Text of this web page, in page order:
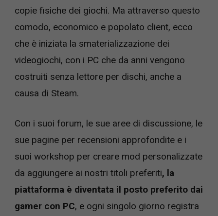
copie fisiche dei giochi. Ma attraverso questo
comodo, economico e popolato client, ecco
che è iniziata la smaterializzazione dei
videogiochi, con i PC che da anni vengono
costruiti senza lettore per dischi, anche a
causa di Steam.
Con i suoi forum, le sue aree di discussione, le
sue pagine per recensioni approfondite e i
suoi workshop per creare mod personalizzate
da aggiungere ai nostri titoli preferiti, la
piattaforma è diventata il posto preferito dai
gamer con PC, e ogni singolo giorno registra